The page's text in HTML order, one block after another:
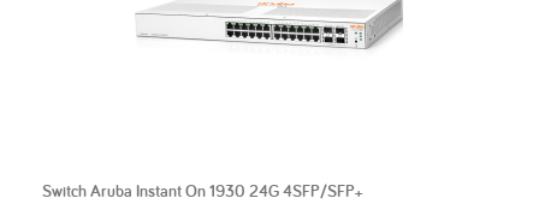
Switch Aruba Instant On 1930 24G 4SFP/SFP+